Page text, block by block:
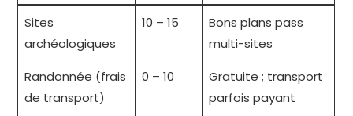
Sites
archéologiques
10 – 15
Bons plans pass
multi-sites
Randonnée (frais
de transport)
0 – 10
Gratuite ; transport
parfois payant